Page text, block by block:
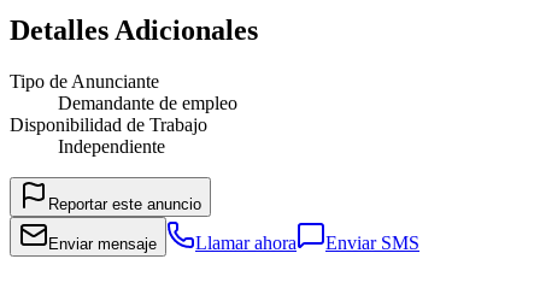
Detalles Adicionales
Tipo de Anunciante
Demandante de empleo
Disponibilidad de Trabajo
Independiente
Reportar este anuncio
Enviar mensaje Llamar ahora Enviar SMS